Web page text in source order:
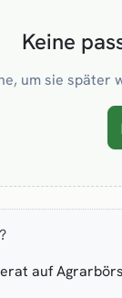
Keine
um sie später
auf